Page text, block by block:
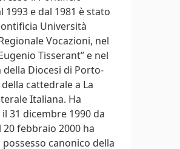
e dal 1981 è stato
Università
Vocazioni, nel
Tisserant” e nel
Diocesi di Porto-
cattedrale a La
Italiana. Ha
31 dicembre 1990 da
febbraio 2000 ha
canonico della